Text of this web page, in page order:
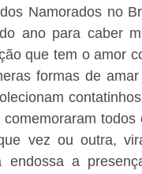
Namorados no
ano para caber
que tem o amor
formas de
vez ou outra,
endossa a